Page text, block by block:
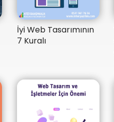
İyi Web Tasarımının
7 Kuralı